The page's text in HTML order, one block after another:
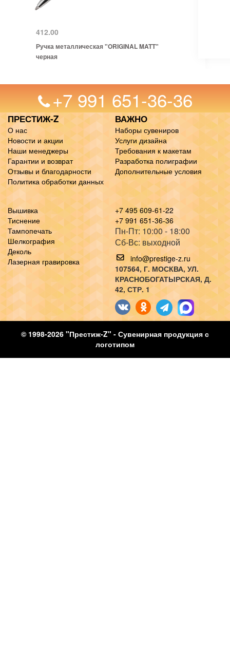
412.00
Ручка металлическая "ORIGINAL MATT"
черная
+7 991 651-36-36
ПРЕСТИЖ-Z
О нас
Новости и акции
Наши менеджеры
Гарантии и возврат
Отзывы и благодарности
Политика обработки данных
ВАЖНО
Наборы сувениров
Услуги дизайна
Требования к макетам
Разработка полиграфии
Дополнительные условия
Вышивка
Тиснение
Тампопечать
Шелкография
Деколь
Лазерная гравировка
+7 495 609-61-22
+7 991 651-36-36
Пн-Пт: 10:00 - 18:00
Сб-Вс: выходной
info@prestige-z.ru
107564, Г. МОСКВА, УЛ.
КРАСНОБОГАТЫРСКАЯ, Д.
42, СТР. 1
© 1998-2026 "Престиж-Z" - Сувенирная продукция с
логотипом